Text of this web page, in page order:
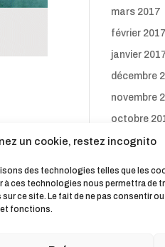
un cookie, restez incognito
des technologies telles que les
ces technologies nous permettra de
ce site. Le fait de ne pas consentir
fonctions.
kinés se
mars 2017
février 2017
janvier
décembre
novembre
octobre
septembre